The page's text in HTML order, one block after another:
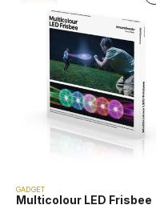
GADGET
Multicolour LED Frisbee